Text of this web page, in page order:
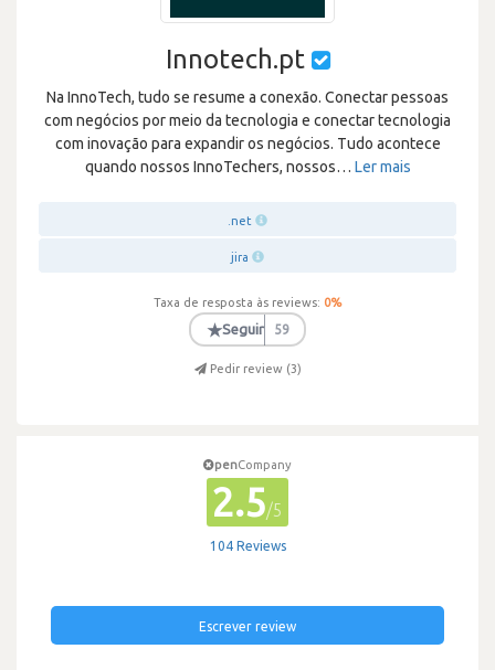
Innotech.pt
Na InnoTech, tudo se resume a conexão. Conectar pessoas
com negócios por meio da tecnologia e conectar tecnologia
com inovação para expandir os negócios. Tudo acontece
quando nossos InnoTechers, nossos… Ler mais
.net
jira
Taxa de resposta às reviews: 0%
★Seguir 59
Pedir review (3)
penCompany
2.5/5
104 Reviews
Escrever review